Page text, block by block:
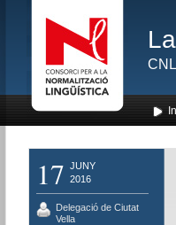
17 JUNY
2016
Delegació de Ciutat
Vella